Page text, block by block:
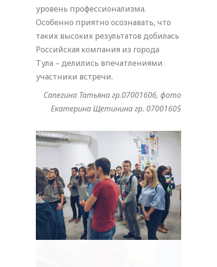
уровень профессионализма.
Особенно приятно осознавать, что
таких высоких результатов добилась
Российская компания из города
Тула – делились впечатлениями
участники встречи.
Сапегина Татьяна гр.07001606, фото
Екатерина Щетинина гр. 07001605